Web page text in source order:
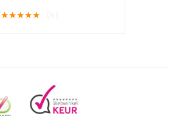
Krachtige
Kruidenextracten
★★★★★